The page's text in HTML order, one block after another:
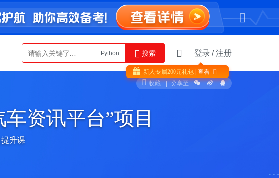
Python
AI智能体
搜索 登录 /注册
新人专属200元礼包 | 查看 
收藏 分享至
资讯平台”项目
升课